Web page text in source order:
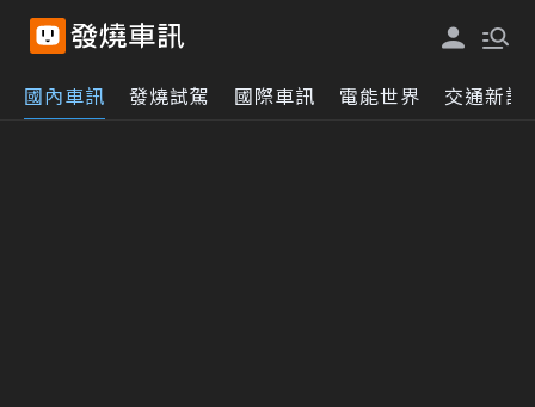
國內車訊 發燒試駕 國際車訊 電能世界 交通新訊